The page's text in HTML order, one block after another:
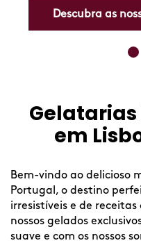
criações irresistíveis
Skip
em
Bem-vindo ao delicioso
Portugal, o destino
irresistíveis e de receitas
nossos gelados
suave e com os nossos